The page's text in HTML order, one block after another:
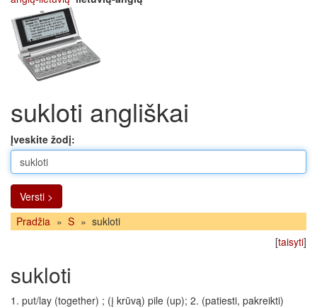
sukloti angliškai
Įveskite žodį:
Versti >
Pradžia » S » sukloti
[taisyti]
sukloti
1. put/lay (together) ; (į krūvą) pile (up); 2. (patiesti, pakreikti)